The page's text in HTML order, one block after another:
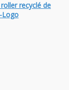
recyclé de
Logo